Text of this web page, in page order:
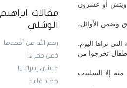
مقالات ابراهيم
الوشلي
رحم الله من أخمدها
ذقن حمراء!
عيشي إسرائيل!
حصاد فاسد
أو عشرون
وضمن الأوائل،
نراها اليوم.
تخرجوا من
إلا السلبيات